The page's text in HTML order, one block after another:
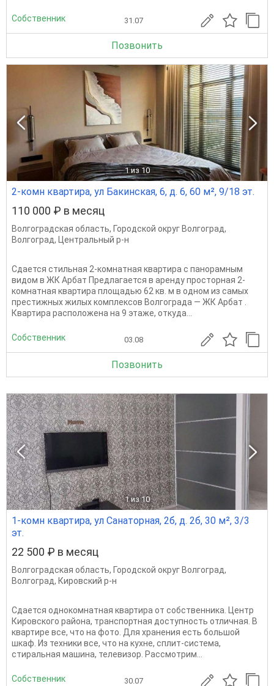
Собственник 31.07
Позвонить
1 из 10
2-комн квартира, ул Бакинская, 6, д. 6, 60 м², 9/18 эт.
110 000 ₽ в месяц
Волгоградская область, Городской округ Волгоград,
Волгоград, Центральный р-н
Сдается стильная 2-комнатная квартира с панорамным
видом в ЖК Арбат Предлагается в аренду просторная 2-
комнатная квартира площадью 62 кв. м в одном из самых
престижных жилых комплексов Волгограда — ЖК Арбат .
Квартира расположена на 9 этаже, откуда...
Собственник 03.08
Позвонить
1 из 10
1-комн квартира, ул Санаторная, 2б, д. 2б, 30 м², 3/3
эт.
22 500 ₽ в месяц
Волгоградская область, Городской округ Волгоград,
Волгоград, Кировский р-н
Сдается однокомнатная квартира от собственника. Центр
Кировского района, транспортная доступность отличная. В
квартире все, что на фото. Для хранения есть большой
шкаф. Из техники все, что на кухне, сплит-система,
стиральная машина, телевизор. Рассмотрим...
Собственник 30.07